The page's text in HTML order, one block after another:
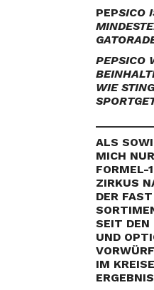
PEPSICO
PEPSICO
WIE
ALS
MICH
FORMEL-
ZIRKUS
DER
SEIT DEN
UND
IM